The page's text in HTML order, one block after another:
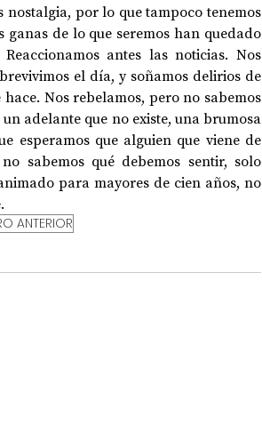
por lo que tampoco tenemos
de lo que seremos han quedado
antes las noticias. Nos
el día, y soñamos delirios de
Nos rebelamos, pero no sabemos
adelante que no existe, una brumosa
esperamos que alguien que viene de
sabemos qué debemos sentir, solo
para mayores de cien años, no
ANTERIOR